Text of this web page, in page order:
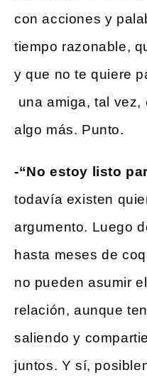
con acciones y
tiempo razonable,
y que no te quiere
una amiga, tal vez,
algo más. Punto.
-“No estoy listo
todavía existen
argumento. Luego
hasta meses de
no pueden asumir
relación, aunque
saliendo y
juntos. Y sí,